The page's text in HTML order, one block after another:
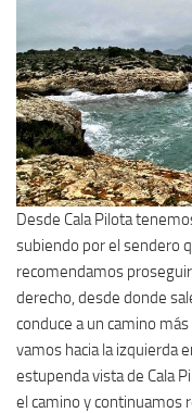
Desde Cala Pilota
subiendo por el sendero
recomendamos
derecho, desde donde
conduce a un camino
vamos hacia la izquierda
estupenda vista de Cala
el camino y continuamos